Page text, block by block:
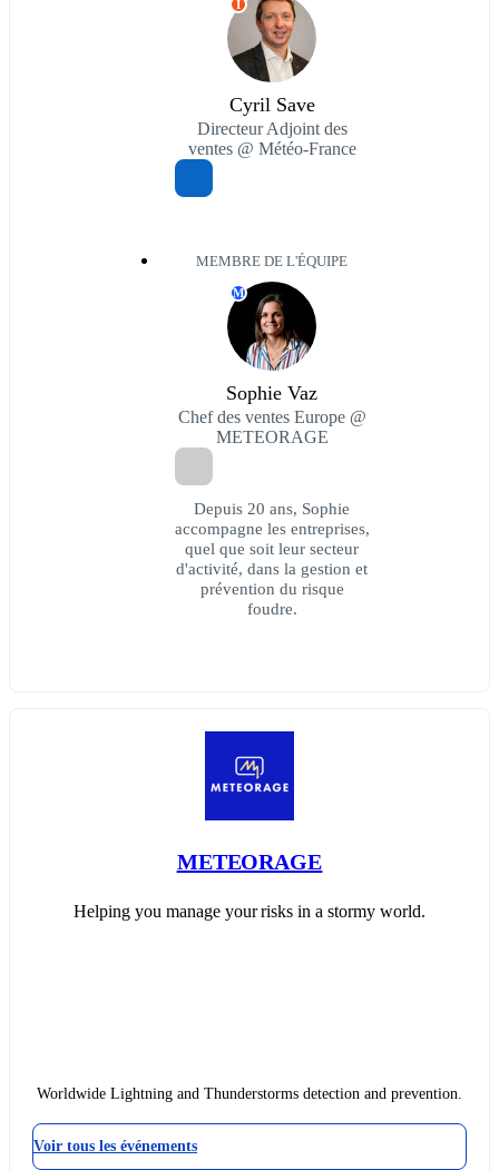
I
Cyril Save
Directeur Adjoint des
ventes @ Météo-France
MEMBRE DE L'ÉQUIPE
M
Sophie Vaz
Chef des ventes Europe @
METEORAGE
Depuis 20 ans, Sophie
accompagne les entreprises,
quel que soit leur secteur
d'activité, dans la gestion et
prévention du risque
foudre.
METEORAGE
Helping you manage your risks in a stormy world.
Worldwide Lightning and Thunderstorms detection and prevention.
Voir tous les événements